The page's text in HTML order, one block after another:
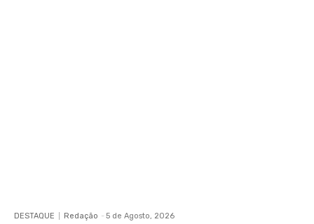
DESTAQUE Redação - 5 de Agosto, 2026